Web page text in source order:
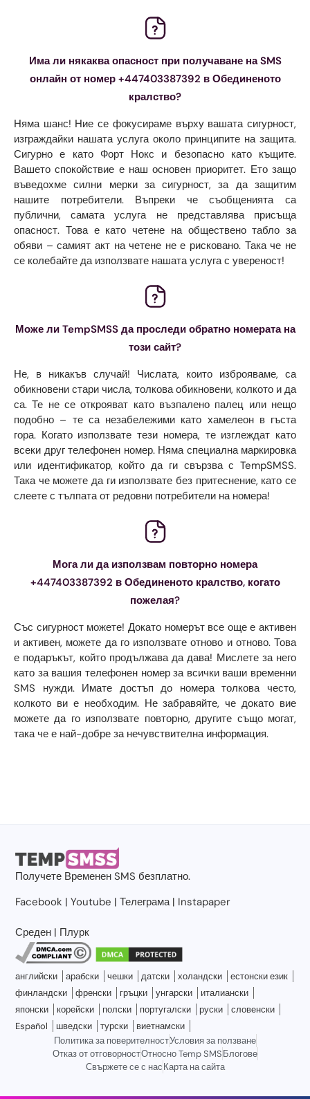
Има ли някаква опасност при получаване на SMS
онлайн от номер +447403387392 в Обединеното
кралство?
Няма шанс! Ние се фокусираме върху вашата сигурност,
изграждайки нашата услуга около принципите на защита.
Сигурно е като Форт Нокс и безопасно като къщите.
Вашето спокойствие е наш основен приоритет. Ето защо
въведохме силни мерки за сигурност, за да защитим
нашите потребители. Въпреки че съобщенията са
публични, самата услуга не представлява присъща
опасност. Това е като четене на обществено табло за
обяви – самият акт на четене не е рисковано. Така че не
се колебайте да използвате нашата услуга с увереност!
Може ли TempSMSS да проследи обратно номерата на
този сайт?
Не, в никакъв случай! Числата, които изброяваме, са
обикновени стари числа, толкова обикновени, колкото и да
са. Те не се открояват като възпалено палец или нещо
подобно – те са незабележими като хамелеон в гъста
гора. Когато използвате тези номера, те изглеждат като
всеки друг телефонен номер. Няма специална маркировка
или идентификатор, който да ги свързва с TempSMSS.
Така че можете да ги използвате без притеснение, като се
слеете с тълпата от редовни потребители на номера!
Мога ли да използвам повторно номера
+447403387392 в Обединеното кралство, когато
пожелая?
Със сигурност можете! Докато номерът все още е активен
и активен, можете да го използвате отново и отново. Това
е подаръкът, който продължава да дава! Мислете за него
като за вашия телефонен номер за всички ваши временни
SMS нужди. Имате достъп до номера толкова често,
колкото ви е необходим. Не забравяйте, че докато вие
можете да го използвате повторно, другите също могат,
така че е най-добре за нечувствителна информация.
Получете Временен SMS безплатно.
Facebook |Youtube |Телеграма| Instapaper
Среден | Плурк
английски арабски чешки датски холандски
естонски език
финландски
френски гръцки унгарски
италиански
японски
корейски полски португалски руски
словенски
Español
шведски турски
виетнамски
Политика за поверителностУсловия за ползване
Отказ от отговорностОтносно Temp SMSБлогове
Свържете се с насКарта на сайта